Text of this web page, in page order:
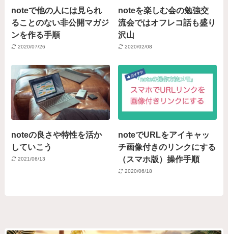
noteで他の人には見られ
ることのない非公開マガジ
ンを作る手順
2020/07/26
noteを楽しむ会の勉強交
流会ではオフレコ話も盛り
沢山
2020/02/08
noteの良さや特性を活か
していこう
2021/06/13
noteでURLをアイキャッ
チ画像付きのリンクにする
（スマホ版）操作手順
2020/06/18